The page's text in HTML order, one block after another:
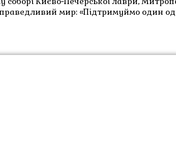
мир: «Підтримуймо один